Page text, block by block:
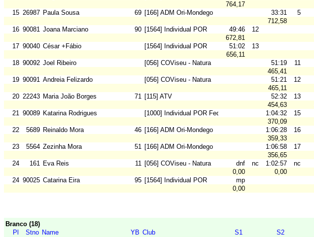
764,17
15 26987 Paula Sousa 69 [166] ADM Ori-Mondego 33:31
5
712,58
16 90081 Joana Marciano 90 [1564] Individual POR 49:46
12
672,81
17 90040 César +Fábio [1564] Individual POR 51:02
13
656,11
18 90092 Joel Ribeiro [056] COViseu - Natura 51:19
11
465,41
19 90091 Andreia Felizardo [056] COViseu - Natura 51:21
12
465,11
20 22243 Maria João Borges 71 [115] ATV 52:32
13
454,63
21 90089 Katarina Rodrigues [1000] Individual POR Fed 1:04:32
15
370,09
22
5689 Reinaldo Mora 46 [166] ADM Ori-Mondego 1:06:28
16
359,33
23
5564 Zezinha Mora 51 [166] ADM Ori-Mondego 1:06:58
17
356,65
24
161 Eva Reis 11 [056] COViseu - Natura dnf nc 1:02:57
nc
0,00
0,00
24 90025 Catarina Eira 95 [1564] Individual POR
mp
0,00
Branco (18)
Pl
Stno Name YB Club S1 S2